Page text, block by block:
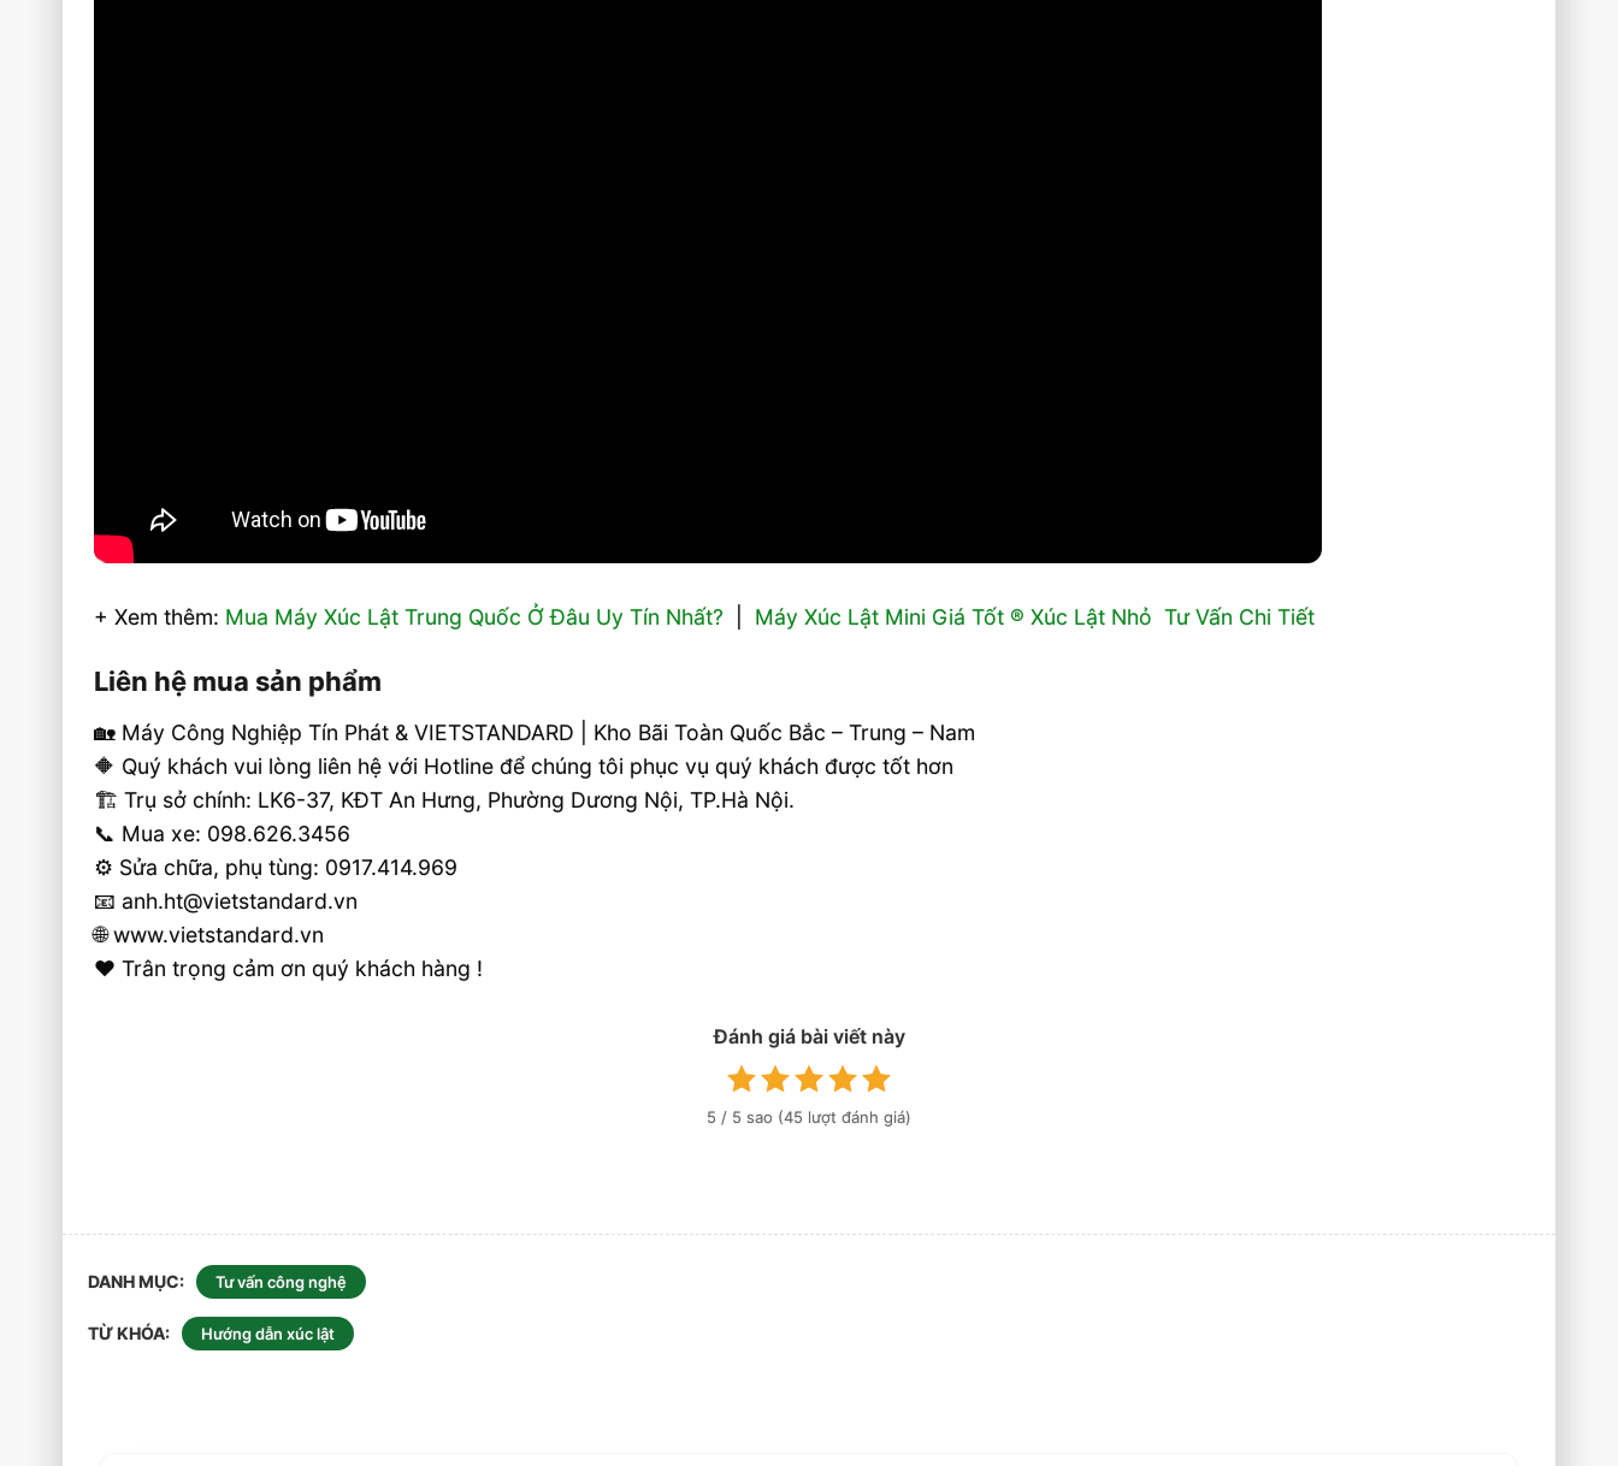
+ Xem thêm: Mua Máy Xúc Lật Trung Quốc Ở Đâu Uy Tín Nhất? Máy Xúc Lật Mini Giá Tốt ® Xúc Lật Nhỏ Tư Vấn Chi Tiết
Liên hệ mua sản phẩm
🏡 Máy Công Nghiệp Tín Phát & VIETSTANDARD | Kho Bãi Toàn Quốc Bắc – Trung – Nam
🔶 Quý khách vui lòng liên hệ với Hotline để chúng tôi phục vụ quý khách được tốt hơn
🏗 Trụ sở chính: LK6-37, KĐT An Hưng, Phường Dương Nội, TP.Hà Nội.
📞 Mua xe: 098.626.3456
⚙️ Sửa chữa, phụ tùng: 0917.414.969
📧 anh.ht@vietstandard.vn
🌐 www.vietstandard.vn
❤️ Trân trọng cảm ơn quý khách hàng !
Đánh giá bài viết này
5 / 5 sao (45 lượt đánh giá)
DANH MỤC Tư vấn công nghệ
TỪ KHÓA Hướng dẫn xúc lật